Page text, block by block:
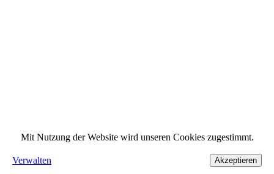
Mit Nutzung der Website wird unseren Cookies zugestimmt.
Verwalten Akzeptieren